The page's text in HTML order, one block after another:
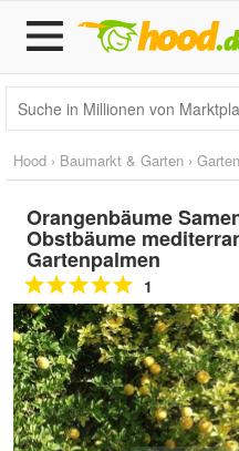
Hood › Baumarkt & Garten › Garten
Orangenbäume
Obstbäume
Gartenpalmen
1